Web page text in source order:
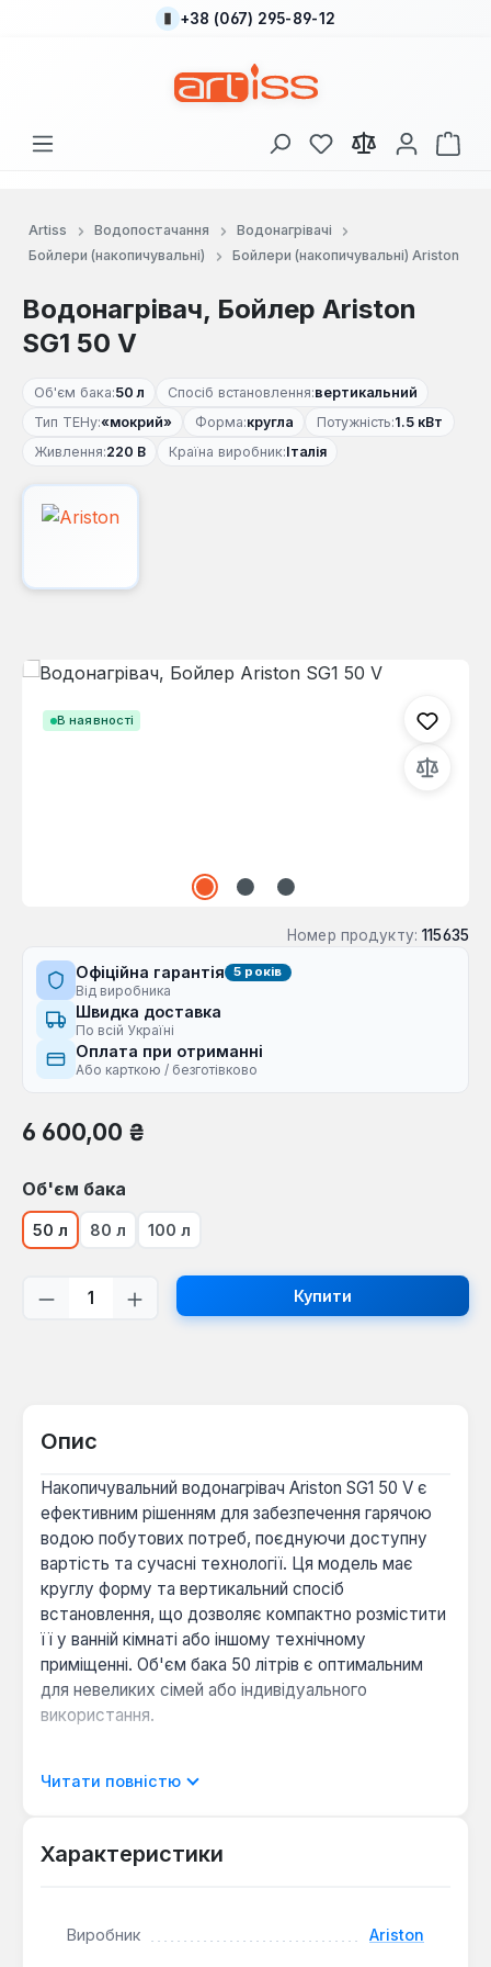
Перейти до основного вмісту
+38 (067) 295-89-12
У вас є 0 у списку
Artiss Водопостачання
Водонагрівачі
Бойлери (накопичувальні)
Бойлери (накопичувальні) Ariston
Водонагрівач, Бойлер Ariston
SG1 50 V
Об'єм бака:50 л Спосіб встановлення:вертикальний
Тип ТЕНу:«мокрий» Форма:кругла Потужність:1.5 кВт
Живлення:220 В Країна виробник:Італія
В наявності
Пропустити галерею зображень
Номер продукту: 115635
Офіційна гарантія 5 років
Від виробника
Швидка доставка
По всій Україні
Оплата при отриманні
Або карткою / безготівково
Звичайна ціна:
6 600,00 ₴
Виберіть
Об'єм бака
50 л 80 л 100 л
Кількість товару: Введіть потрібну
Купити
Опис
Накопичувальний водонагрівач Ariston SG1 50 V є
ефективним рішенням для забезпечення гарячою
водою побутових потреб, поєднуючи доступну
вартість та сучасні технології. Ця модель має
круглу форму та вертикальний спосіб
встановлення, що дозволяє компактно розмістити
її у ванній кімнаті або іншому технічному
приміщенні. Об'єм бака 50 літрів є оптимальним
для невеликих сімей або індивідуального
використання.
Запатентована інноваційна технологія WaterPlus
дозволяє отримати до 16% більше гарячої води
магнієвим анодом забезпечує надійний захист від
Читати повністю
Характеристики
Виробник Ariston